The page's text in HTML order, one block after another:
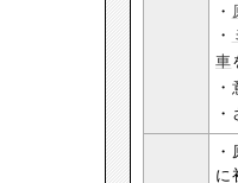
・
・
車
に